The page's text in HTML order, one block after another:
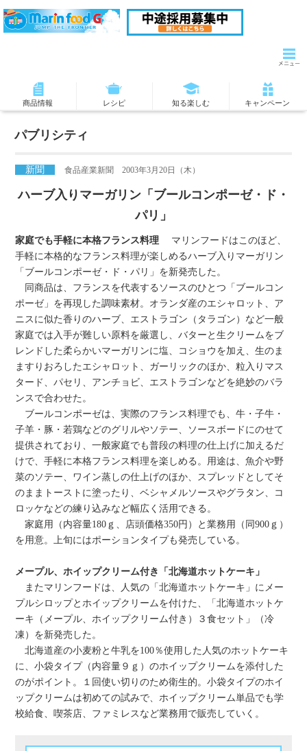
商品情報 レシピ 知る楽しむ キャンペーン
パブリシティ
新聞 食品産業新聞 2003年3月20日（木）
ハーブ入りマーガリン「ブールコンポーゼ・ド・
パリ」
家庭でも手軽に本格フランス料理
マリンフードはこのほど、
手軽に本格的なフランス料理が楽しめるハーブ入りマーガリン
「ブールコンポーゼ・ド・パリ」を新発売した。
同商品は、フランスを代表するソースのひとつ「ブールコン
ポーゼ」を再現した調味素材。オランダ産のエシャロット、ア
ニスに似た香りのハーブ、エストラゴン（タラゴン）など一般
家庭では入手が難しい原料を厳選し、バターと生クリームをブ
レンドした柔らかいマーガリンに塩、コショウを加え、生のま
ますりおろしたエシャロット、ガーリックのほか、粒入りマス
タード、パセリ、アンチョビ、エストラゴンなどを絶妙のバラ
ンスで合わせた。
ブールコンポーゼは、実際のフランス料理でも、牛・子牛・
子羊・豚・若鶏などのグリルやソテー、ソースボードにのせて
提供されており、一般家庭でも普段の料理の仕上げに加えるだ
けで、手軽に本格フランス料理を楽しめる。用途は、魚介や野
菜のソテー、ワイン蒸しの仕上げのほか、スプレッドとしてそ
のままトーストに塗ったり、ベシャメルソースやグラタン、コ
ロッケなどの練り込みなど幅広く活用できる。
家庭用（内容量180ｇ、店頭価格350円）と業務用（同900ｇ）
を用意。上旬にはポーションタイプも発売している。
メープル、ホイップクリーム付き「北海道ホットケーキ」
またマリンフードは、人気の「北海道ホットケーキ」にメー
プルシロップとホイップクリームを付けた、「北海道ホットケ
ーキ（メープル、ホイップクリーム付き）３食セット」（冷
凍）を新発売した。
北海道産の小麦粉と牛乳を100％使用した人気のホットケーキ
に、小袋タイプ（内容量９ｇ）のホイップクリームを添付した
のがポイント。１回使い切りのため衛生的。小袋タイプのホイ
ップクリームは初めての試みで、ホイップクリーム単品でも学
校給食、喫茶店、ファミレスなど業務用で販売していく。